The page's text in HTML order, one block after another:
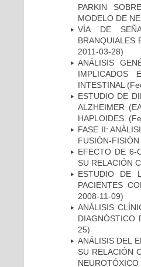
PARKIN
MODELO DE
VÍA DE
BRANQUIALES
2011-03-28)
ANÁLISIS
IMPLICADOS
INTESTINAL
ESTUDIO DE
ALZHEIMER
HAPLOIDES.
FASE II:
FUSIÓN-
EFECTO DE 6-
SU RELACIÓN
ESTUDIO DE
PACIENTES
2008-11-09)
ANÁLISIS
DIAGNÓSTICO
25)
ANÁLISIS DEL
SU RELACIÓN
NEUROTÓXICO